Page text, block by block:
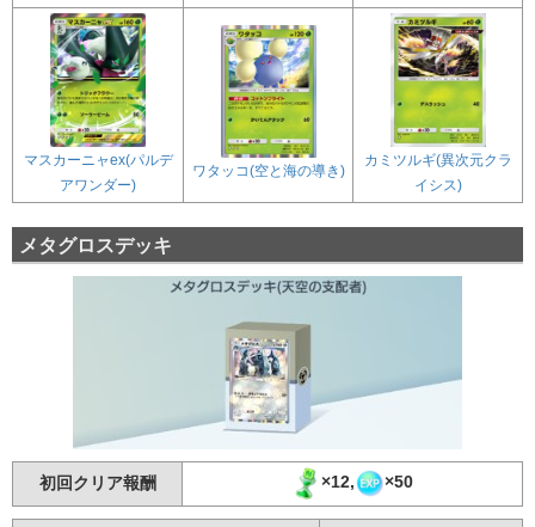
マスカーニャex(パルデ
アワンダー)
ワタッコ(空と海の導き)
カミツルギ(異次元クラ
イシス)
メタグロスデッキ
初回クリア報酬 ×12, ×50